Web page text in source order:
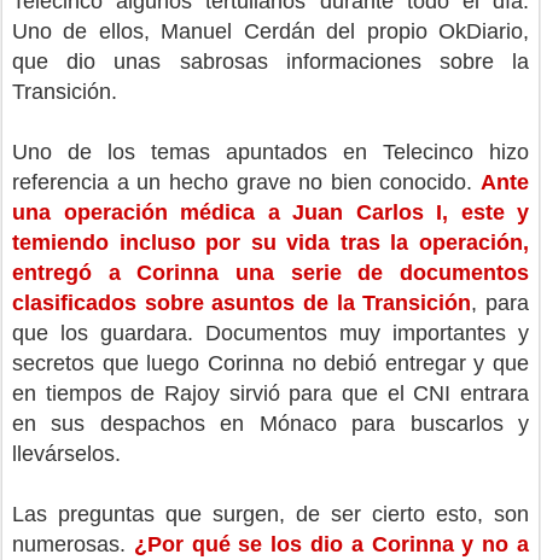
Uno de ellos, Manuel Cerdán del propio OkDiario,
que dio unas sabrosas informaciones sobre la
Transición.
Uno de los temas apuntados en Telecinco hizo
referencia a un hecho grave no bien conocido. Ante
una operación médica a Juan Carlos I, este y
temiendo incluso por su vida tras la operación,
entregó a Corinna una serie de documentos
clasificados sobre asuntos de la Transición, para
que los guardara. Documentos muy importantes y
secretos que luego Corinna no debió entregar y que
en tiempos de Rajoy sirvió para que el CNI entrara
en sus despachos en Mónaco para buscarlos y
llevárselos.
Las preguntas que surgen, de ser cierto esto, son
numerosas. ¿Por qué se los dio a Corinna y no a